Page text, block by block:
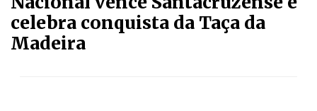
celebra conquista da Taça da
Madeira